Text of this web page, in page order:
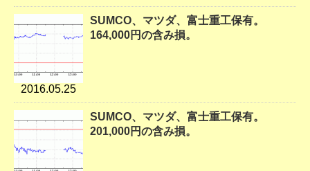
2016.05.25
SUMCO、マツダ、富士重工保有。
164,000円の含み損。
SUMCO、マツダ、富士重工保有。
201,000円の含み損。